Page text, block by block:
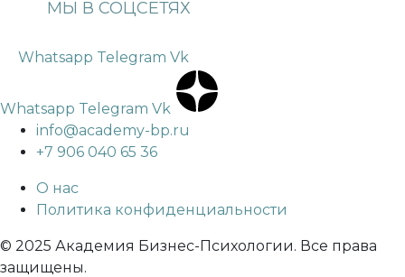
Whatsapp Telegram Vk
© 2025 Академия Бизнес-Психологии. Все права
защищены.
О нас
Политика конфиденциальности
info@academy-bp.ru
+7 906 040 65 36
Whatsapp Telegram Vk